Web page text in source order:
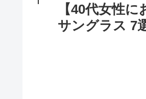
【40代女性
サングラス 7